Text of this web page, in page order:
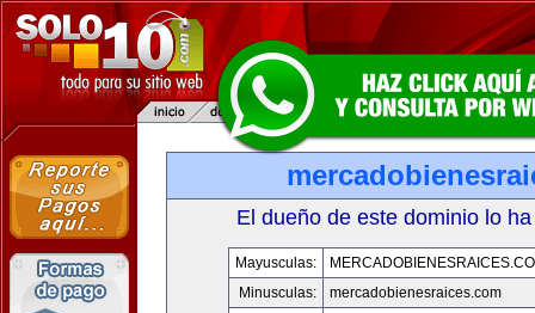
El dueño de este dominio lo
Mayusculas:
Minusculas:
mercadobienesraices.com